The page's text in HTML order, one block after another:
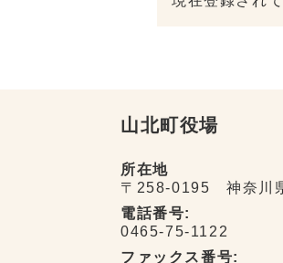
山北町役場
所在地
〒258-0195 神奈川
電話番号:
0465-75-1122
ファックス番号: